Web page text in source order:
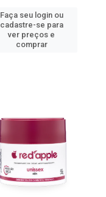
Faça seu login ou
cadastre-se para
ver preços e
comprar